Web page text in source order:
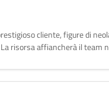
cliente, figure di
risorsa affiancherà il team